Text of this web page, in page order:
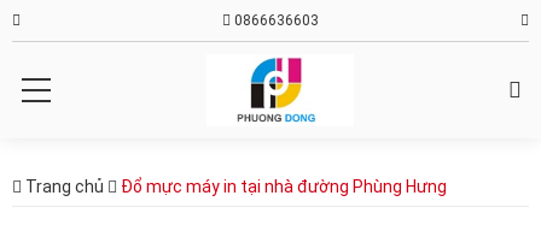
0866636603
Trang chủ Đổ mực máy in tại nhà đường Phùng Hưng